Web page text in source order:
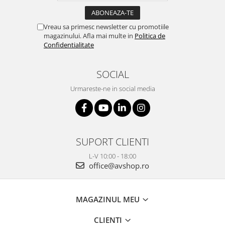
Vreau sa primesc newsletter cu promotiile
magazinului. Afla mai multe in Politica de
Confidentialitate
SOCIAL
Urmareste-ne in social media
SUPORT CLIENTI
L-V 10:00 - 18:00
office@avshop.ro
MAGAZINUL MEU
CLIENTI